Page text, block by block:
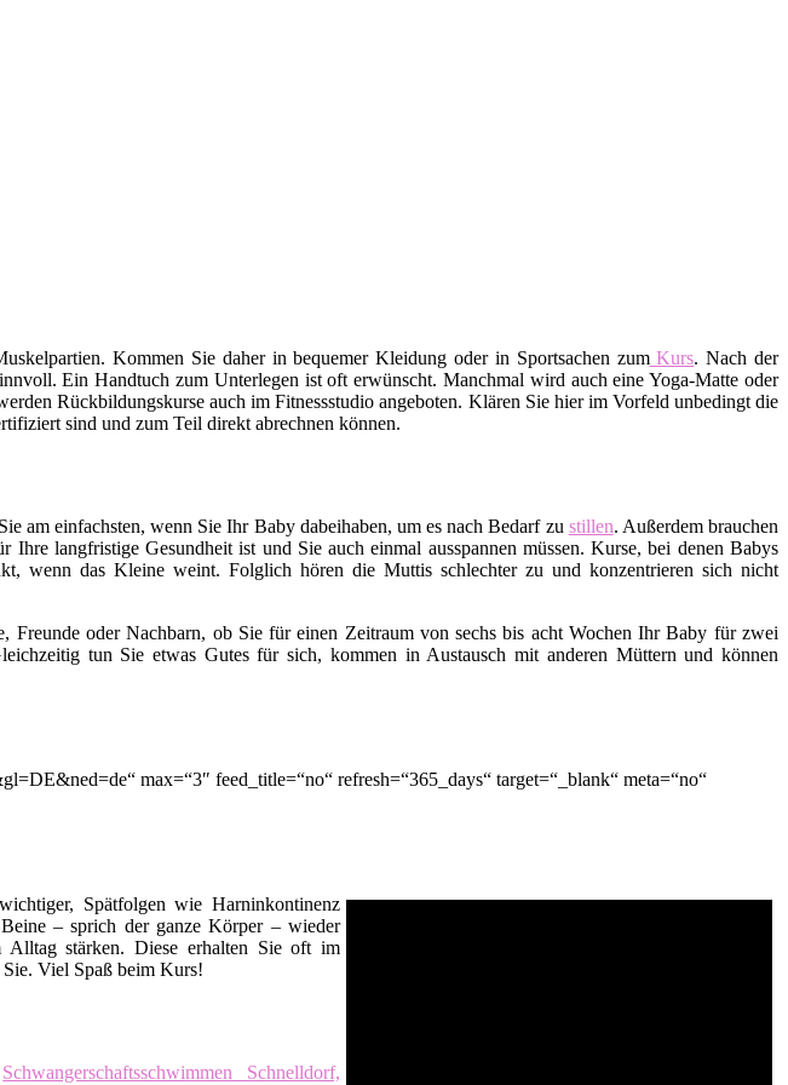
Kommen Sie daher in bequemer Kleidung oder in Sportsachen zumKurs. Nach der
Ein Handtuch zum Unterlegen ist oft erwünscht. Manchmal wird auch eine Yoga-Matte oder
Rückbildungskurse auch im Fitnessstudio angeboten. Klären Sie hier im Vorfeld unbedingt die
sind und zum Teil direkt abrechnen können.
am einfachsten, wenn Sie Ihr Baby dabeihaben, um es nach Bedarf zu stillen. Außerdem brauchen
langfristige Gesundheit ist und Sie auch einmal ausspannen müssen. Kurse, bei denen Babys
wenn das Kleine weint. Folglich hören die Muttis schlechter zu und konzentrieren sich nicht
oder Nachbarn, ob Sie für einen Zeitraum von sechs bis acht Wochen Ihr Baby für zwei
tun Sie etwas Gutes für sich, kommen in Austausch mit anderen Müttern und können
max=“3″ feed_title=“no“ refresh=“365_days“ target=“_blank“ meta=“no“
Spätfolgen wie Harninkontinenz
– sprich der ganze Körper – wieder
stärken. Diese erhalten Sie oft im
Viel Spaß beim Kurs!
Schwangerschaftsschwimmen Schnelldorf,